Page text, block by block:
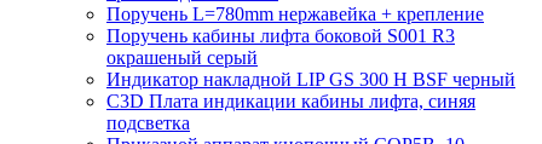
Поручень L=780mm нержавейка + крепление
Поручень кабины лифта боковой S001 R3
окрашеный серый
Индикатор накладной LIP GS 300 H BSF черный
C3D Плата индикации кабины лифта, синяя
подсветка